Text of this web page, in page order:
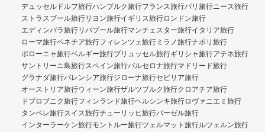
デュッセルドルフ旅行ハンブルク旅行フランス旅行パリ旅行ニース旅行
ストラスブール旅行リヨン旅行イギリス旅行ロンドン旅行
エディンバラ旅行リバプール旅行マンチェスター旅行イタリア旅行
ローマ旅行ベネチア旅行フィレンツェ旅行 ミラノ旅行ナポリ旅行
ボローニャ旅行ベルギー旅行ブリュッセル旅行ギリシャ旅行アテネ旅行
サントリーニ島旅行スペイン旅行バルセロナ旅行マドリード旅行
グラナダ旅行バレンシア旅行ジローナ旅行セビリア旅行
オーストリア旅行ウィーン旅行ザルツブルク旅行クロアチア旅行
ドブロブニク旅行フィンランド旅行ヘルシンキ旅行ロヴァニエミ旅行
タンペレ旅行スイス旅行チューリッヒ旅行バーゼル旅行
インターラーケン旅行モントルー旅行ツェルマット旅行ルツェルン旅行